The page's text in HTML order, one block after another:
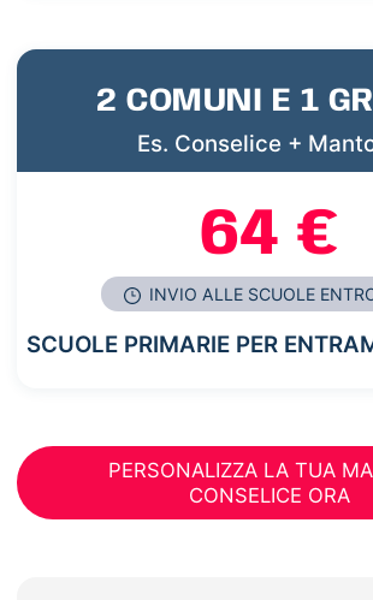
2 COMUNI E 1
Es. Conselice +
64 €
INVIO ALLE SCUOLE
SCUOLE PRIMARIE PER
PERSONALIZZA LA TUA
CONSELICE ORA